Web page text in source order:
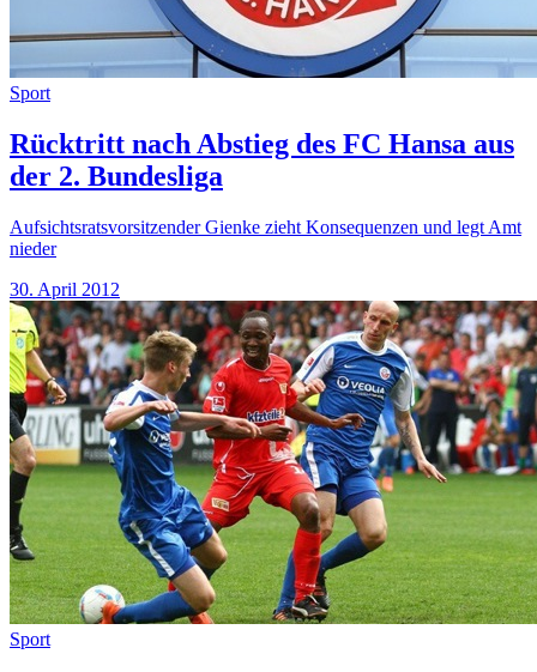
Sport
Rücktritt nach Abstieg des FC Hansa aus
der 2. Bundesliga
Aufsichtsratsvorsitzender Gienke zieht Konsequenzen und legt Amt
nieder
30. April 2012
Sport